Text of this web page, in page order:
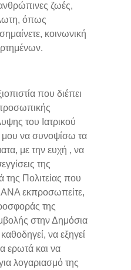
ζωές,
όπως
κοινωνική
που διέπει
του Ιατρικού
μου να συνοψίσω τα
με την ευχή , να
της
Πολιτείας που
εκπροσωπείτε,
της
στην Δημόσια
να εξηγεί
ερωτά και να
λογαριασμό της